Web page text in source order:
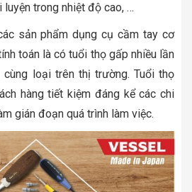
trong nhiệt độ cao, …
sản phẩm dụng cụ cầm tay cơ
toán là có tuổi thọ gấp nhiều lần
loại trên thị trường. Tuổi thọ
hàng tiết kiệm đáng kể các chi
gián đoạn quá trình làm việc.